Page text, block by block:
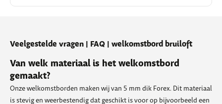
Veelgestelde vragen | FAQ | welkomstbord bruiloft
Van welk materiaal is het welkomstbord
gemaakt?
Onze welkomstborden maken wij van 5 mm dik Forex. Dit materiaal
is stevig en weerbestendig dat geschikt is voor op bijvoorbeeld een